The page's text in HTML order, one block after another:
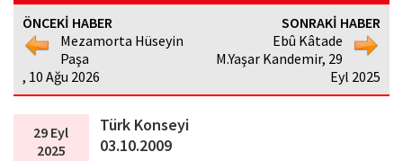
ÖNCEKİ HABER
Mezamorta Hüseyin
Paşa
, 10 Ağu 2026
SONRAKİ HABER
Ebû Kâtade
M.Yaşar Kandemir, 29
Eyl 2025
29 Eyl
2025
Türk Konseyi
03.10.2009